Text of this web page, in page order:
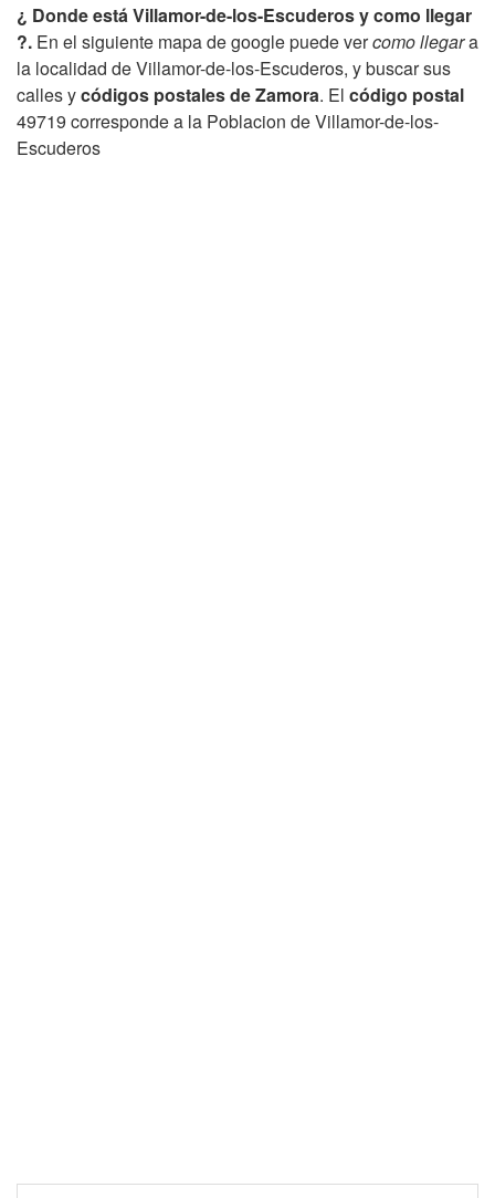
¿ Donde está Villamor-de-los-Escuderos y como llegar
?. En el siguiente mapa de google puede vercomo llegara
la localidad de Villamor-de-los-Escuderos, y buscar sus
calles ycódigos postales de Zamora. El código postal
49719 corresponde a la Poblacion de Villamor-de-los-
Escuderos